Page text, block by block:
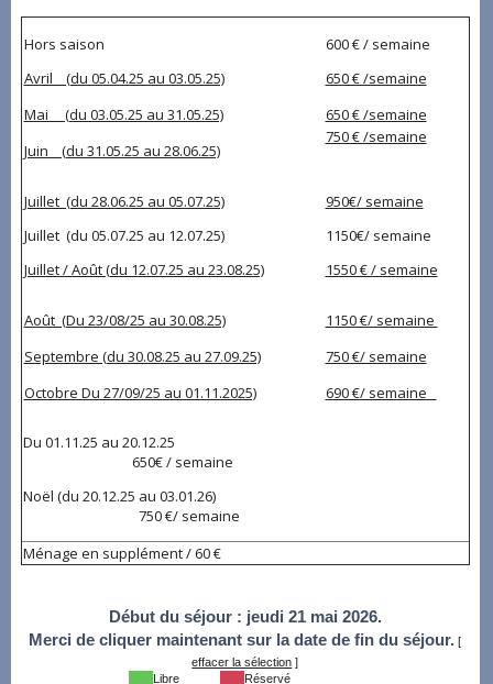
Hors saison
Avril (du 05.04.25 au 03.05.25)
600 € / semaine
650 € /semaine
Mai (du 03.05.25 au 31.05.25)
650 € /semaine
Juin (du 31.05.25 au 28.06.25)
750 € /semaine
Juillet (du 28.06.25 au 05.07.25)
Juillet (du 05.07.25 au 12.07.25)
Juillet / Août (du 12.07.25 au 23.08.25)
950€/ semaine
1150€/ semaine
1550 € / semaine
Août (Du 23/08/25 au 30.08.25)
1150 €/ semaine
Septembre (du 30.08.25 au 27.09.25)
750 €/ semaine
Octobre Du 27/09/25 au 01.11.2025)
690 €/ semaine
Du 01.11.25 au 20.12.25
650€ / semaine
Noël (du 20.12.25 au 03.01.26)
750 €/ semaine
Ménage en supplément / 60 €
Début du séjour : jeudi 21 mai 2026.
Merci de cliquer maintenant sur la date de fin du séjour. [
effacer la sélection ]
Libre
Réservé